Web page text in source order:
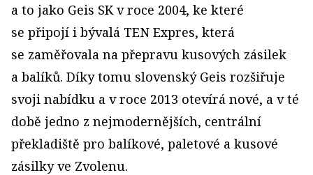
a to jako Geis SK v roce 2004, ke které
se připojí i bývalá TEN Expres, která
se zaměřovala na přepravu kusových zásilek
a balíků. Díky tomu slovenský Geis rozšiřuje
svoji nabídku a v roce 2013 otevírá nové, a v té
době jedno z nejmodernějších, centrální
překladiště pro balíkové, paletové a kusové
zásilky ve Zvolenu.